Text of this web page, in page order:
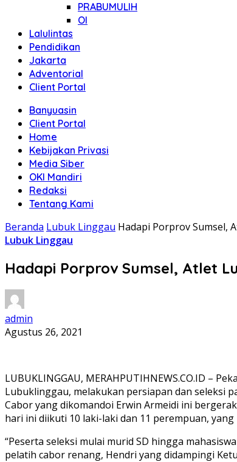
PRABUMULIH
OI
Lalulintas
Pendidikan
Jakarta
Adventorial
Client Portal
Banyuasin
Client Portal
Home
Kebijakan Privasi
Media Siber
OKI Mandiri
Redaksi
Tentang Kami
Beranda Lubuk Linggau Hadapi Porprov Sumsel,
Lubuk Linggau
Hadapi Porprov Sumsel, Atlet
admin
Agustus 26, 2021
LUBUKLINGGAU, MERAHPUTIHNEWS.CO.ID –
Lubuklinggau, melakukan persiapan dan seleksi
Cabor yang dikomandoi Erwin Armeidi ini
hari ini diikuti 10 laki-laki dan 11 perempuan,
“Peserta seleksi mulai murid SD hingga
pelatih cabor renang, Hendri yang didampingi